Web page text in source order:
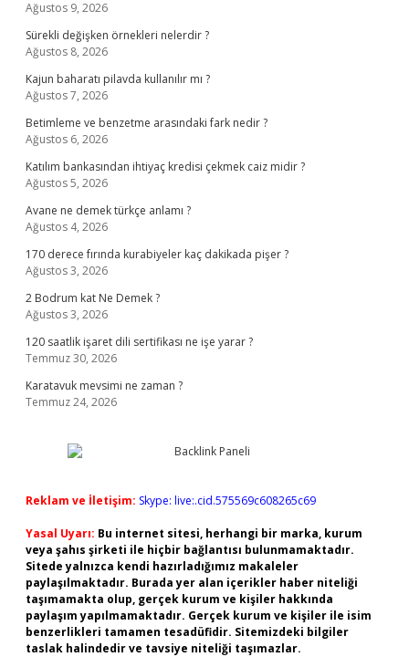
Ağustos 9, 2026
Sürekli değişken örnekleri nelerdir ?
Ağustos 8, 2026
Kajun baharatı pilavda kullanılır mı ?
Ağustos 7, 2026
Betimleme ve benzetme arasındaki fark nedir ?
Ağustos 6, 2026
Katılım bankasından ihtiyaç kredisi çekmek caiz midir ?
Ağustos 5, 2026
Avane ne demek türkçe anlamı ?
Ağustos 4, 2026
170 derece fırında kurabiyeler kaç dakikada pişer ?
Ağustos 3, 2026
2 Bodrum kat Ne Demek ?
Ağustos 3, 2026
120 saatlik işaret dili sertifikası ne işe yarar ?
Temmuz 30, 2026
Karatavuk mevsimi ne zaman ?
Temmuz 24, 2026
Reklam ve İletişim: Skype: live:.cid.575569c608265c69
Yasal Uyarı: Bu internet sitesi, herhangi bir marka, kurum
veya şahıs şirketi ile hiçbir bağlantısı bulunmamaktadır.
Sitede yalnızca kendi hazırladığımız makaleler
paylaşılmaktadır. Burada yer alan içerikler haber niteliği
taşımamakta olup, gerçek kurum ve kişiler hakkında
paylaşım yapılmamaktadır. Gerçek kurum ve kişiler ile isim
benzerlikleri tamamen tesadüfidir. Sitemizdeki bilgiler
taslak halindedir ve tavsiye niteliği taşımazlar.